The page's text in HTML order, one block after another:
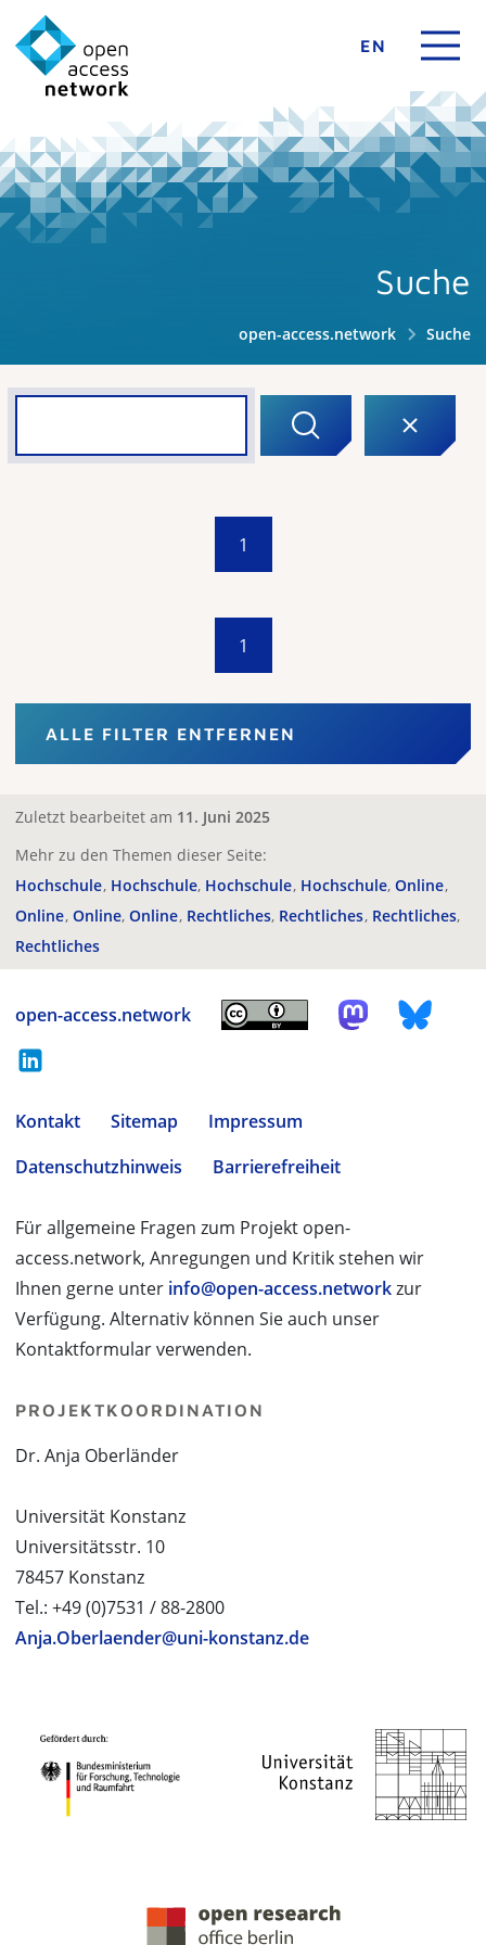
EN
Suche
open-access.network Suche
1
1
ALLE FILTER ENTFERNEN
Zuletzt bearbeitet am 11. Juni 2025
Mehr zu den Themen dieser Seite:
Hochschule Hochschule Hochschule Hochschule Online
Online Online Online Rechtliches Rechtliches Rechtliches
Rechtliches
open-access.network
Kontakt Sitemap
Impressum
Datenschutzhinweis
Barrierefreiheit
Für allgemeine Fragen zum Projekt open-
access.network, Anregungen und Kritik stehen wir
Ihnen gerne unter info@open-access.networkzur
Verfügung. Alternativ können Sie auch unser
Kontaktformular verwenden.
PROJEKTKOORDINATION
Dr. Anja Oberländer
Universität Konstanz
Universitätsstr. 10
78457 Konstanz
Tel.: +49 (0)7531 / 88-2800
Anja.Oberlaender@uni-konstanz.de